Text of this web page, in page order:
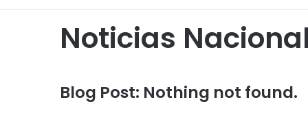
Noticias
Blog Post: Nothing not found.